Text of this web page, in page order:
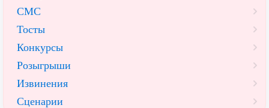
СМС
Тосты
Конкурсы
Розыгрыши
Извинения
Сценарии